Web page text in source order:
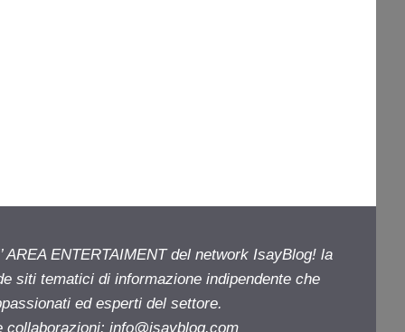
AREA ENTERTAIMENT del network IsayBlog! la
siti tematici di informazione indipendente che
ed esperti del settore.
collaborazioni: info@isayblog.com